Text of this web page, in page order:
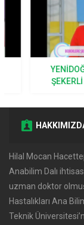
YENIDOĞAN
ŞEKERLI SU
Hilal Mocan
Anabilim Dalı
uzman doktor
Hastalıkları Ana
Teknik